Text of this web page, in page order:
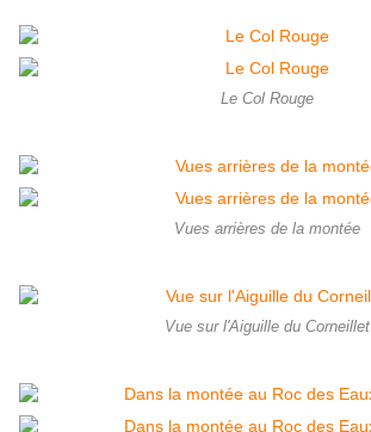
Le Col Rouge
Vues arrières de la montée
Vue sur l'Aiguille du Corneillet